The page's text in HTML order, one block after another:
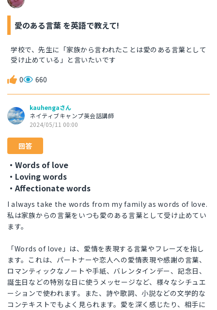
愛のある言葉 を英語で教えて!
学校で、先生に「家族から言われたことは愛のある言葉として
受け止めている」と言いたいです
0 660
kauhengaさん
ネイティブキャンプ英会話講師
2024/05/11 00:00
回答
・Words of love
・Loving words
・Affectionate words
I always take the words from my family as words of love.
私は家族からの言葉をいつも愛のある言葉として受け止めてい
ます。
「Words of love」は、愛情を表現する言葉やフレーズを指し
ます。これは、パートナーや恋人への愛情表現や感謝の言葉、
ロマンティックなノートや手紙、バレンタインデー、記念日、
誕生日などの特別な日に使うメッセージなど、様々なシチュエ
ーションで使われます。また、詩や歌詞、小説などの文学的な
コンテキストでもよく見られます。愛を深く感じたり、相手に